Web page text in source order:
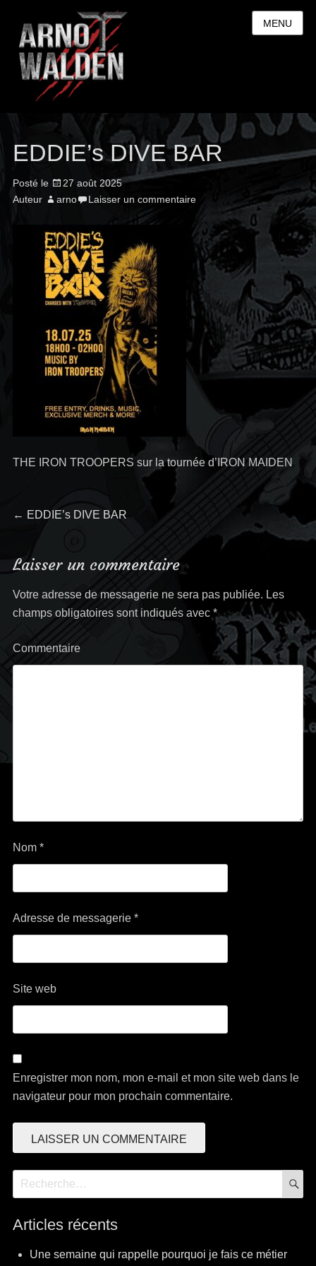
MENU
EDDIE’s DIVE BAR
Posté le
27 août 2025
Auteur
arno Laisser un commentaire
THE IRON TROOPERS sur la tournée d’IRON MAIDEN
Navigation
de
l’article
← Article
précédent :
EDDIE’s DIVE BAR
Laisser un commentaire
Votre adresse de messagerie ne sera pas publiée. Les
champs obligatoires sont indiqués avec *
Commentaire
Nom *
Adresse de messagerie *
Site web
Enregistrer mon nom, mon e-mail et mon site web dans le
navigateur pour mon prochain commentaire.
Recherche
pour:
Articles récents
Une semaine qui rappelle pourquoi je fais ce métier